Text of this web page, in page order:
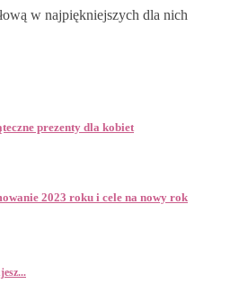
w najpiękniejszych dla nich
prezenty dla kobiet
2023 roku i cele na nowy rok